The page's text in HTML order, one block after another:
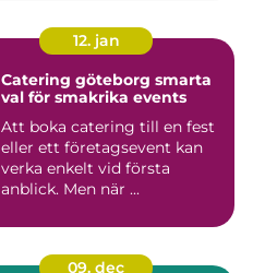
12. jan
Catering göteborg smarta
val för smakrika events
Att boka catering till en fest
eller ett företagsevent kan
verka enkelt vid första
anblick. Men när ...
09. dec